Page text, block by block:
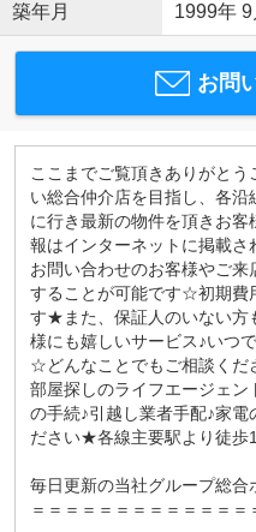
築年月 1999年
お問
ここまでご覧頂きありがと
い総合仲介店を目指し、各
に行き最新の物件を頂きお
報はインターネットに掲載さ
お問い合わせのお客様やご
することが可能です☆初期費
す★また、保証人のいない方
様にも嬉しいサービス♪いつ
☆どんなことでもご相談くだ
部屋探しのライフエージェン
の手続♪引越し業者手配♪家電
ださい★各線主要駅より徒
毎日更新の当社グループ総合
＝＝＝＝＝＝＝＝＝＝＝＝＝